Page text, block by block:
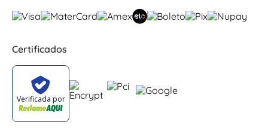
Certificados